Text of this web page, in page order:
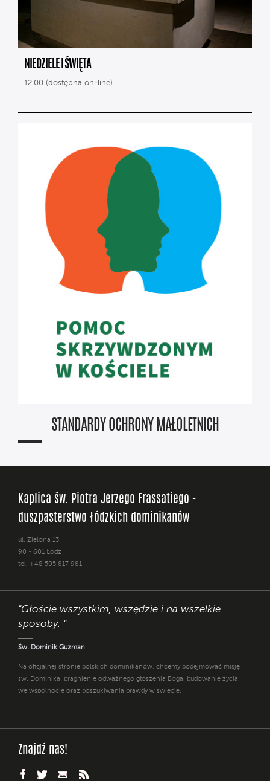
NIEDZIELE I ŚWIĘTA
12.00 (dostępna on-line)
STANDARDY OCHRONY MAŁOLETNICH
Kaplica św. Piotra Jerzego Frassatiego -
duszpasterstwo łódzkich dominikanów
ul. Zielona 13
90 - 601 Łódź
tel: +48 505 817 981
"Głoście wszystkim, wszędzie i na wszelkie
sposoby. "
Św. Dominik Guzman
Na oficjalnej stronie polskich dominikanów, chcemy podejmować misję
św. Dominika: pragnienie odważnego głoszenia Boga, budowanie życia
we wspólnocie oraz poszukiwania prawdy w świecie.
Znajdź nas!